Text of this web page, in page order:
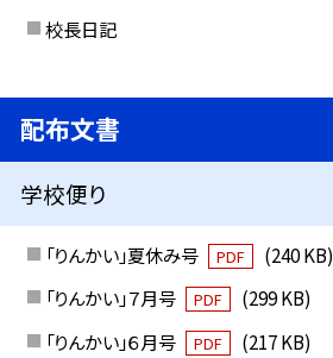
校長日記
配布文書
学校便り
「りんかい」夏休み号 PDF
(240 KB)
「りんかい」７月号
PDF
(299 KB)
「りんかい」６月号
PDF (217 KB)